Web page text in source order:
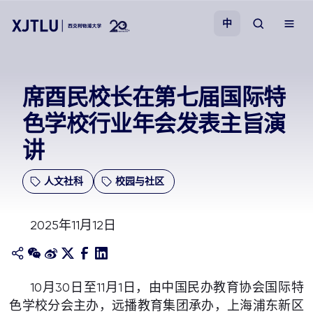
招生
科研
关于我们
中
席酉民校长在第七届国际特
色学校行业年会发表主旨演
讲
人文社科 校园与社区
2025年11月12日
10月30日至11月1日，由中国民办教育协会国际特
色学校分会主办，远播教育集团承办，上海浦东新区